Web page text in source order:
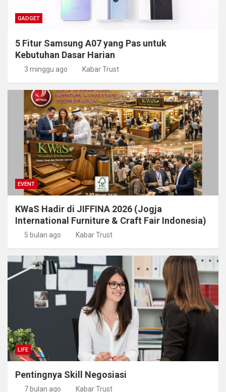
GADGET
5 Fitur Samsung A07 yang Pas untuk
Kebutuhan Dasar Harian
3 minggu ago Kabar Trust
EVENT
KWaS Hadir di JIFFINA 2026 (Jogja
International Furniture & Craft Fair Indonesia)
5 bulan ago Kabar Trust
LIFE
Pentingnya Skill Negosiasi
7 bulan ago Kabar Trust